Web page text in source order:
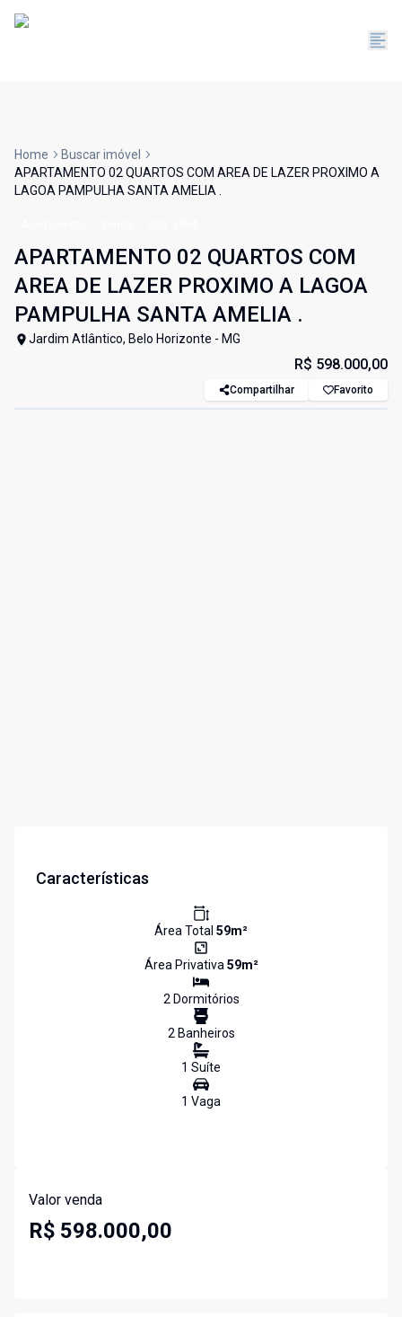
Home
Buscar imóvel
APARTAMENTO 02 QUARTOS COM AREA DE LAZER PROXIMO A
LAGOA PAMPULHA SANTA AMELIA .
APARTAMENTO 02 QUARTOS COM
AREA DE LAZER PROXIMO A LAGOA
PAMPULHA SANTA AMELIA .
Jardim Atlântico, Belo Horizonte - MG
R$ 598.000,00
Compartilhar Favorito
Características
Área Total 59m²
Área Privativa59m²
2Dormitórios
2Banheiros
1 Suíte
1 Vaga
Valor venda
R$ 598.000,00